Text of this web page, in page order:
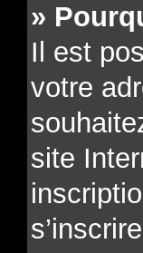
»
Il est
votre
site